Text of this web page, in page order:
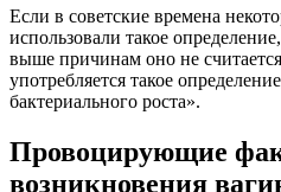
Если в советские времена
использовали такое
выше причинам оно не
употребляется такое
бактериального роста».
Провоцирующие
возникновения